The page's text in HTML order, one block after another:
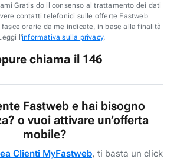
Gratis do il consenso al trattamento dei dati
contatti telefonici sulle offerte Fastweb
orarie da me indicate, in base alla finalità
l'informativa sulla privacy.
chiama il 146
Fastweb e hai bisogno
o vuoi attivare un’offerta
mobile?
Clienti MyFastweb, ti basta un click